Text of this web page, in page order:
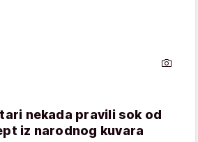
nekada pravili sok od
iz narodnog kuvara